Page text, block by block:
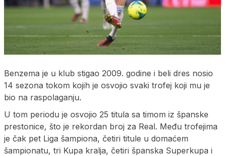
Benzema je u klub stigao 2009. godine i beli dres nosio
14 sezona tokom kojih je osvojio svaki trofej koji mu je
bio na raspolaganju.
U tom periodu je osvojio 25 titula sa timom iz španske
prestonice, što je rekordan broj za Real. Među trofejima
je čak pet Liga šampiona, četiri titule u domaćem
šampionatu, tri Kupa kralja, četiri španska Superkupa i